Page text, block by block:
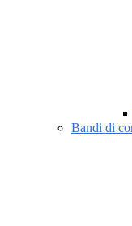
Bandi di